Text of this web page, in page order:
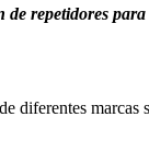
repetidores
diferentes